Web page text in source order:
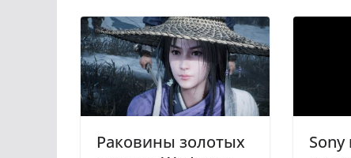
Раковины золотых
Sony